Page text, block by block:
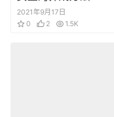
鸣谢画集 [DL]
2021年9月17日
0
2 1.5K